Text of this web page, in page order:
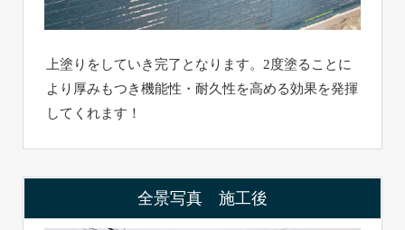
上塗りをしていき完了となります。2度塗ることに
より厚みもつき機能性・耐久性を高める効果を発揮
してくれます！
全景写真 施工後